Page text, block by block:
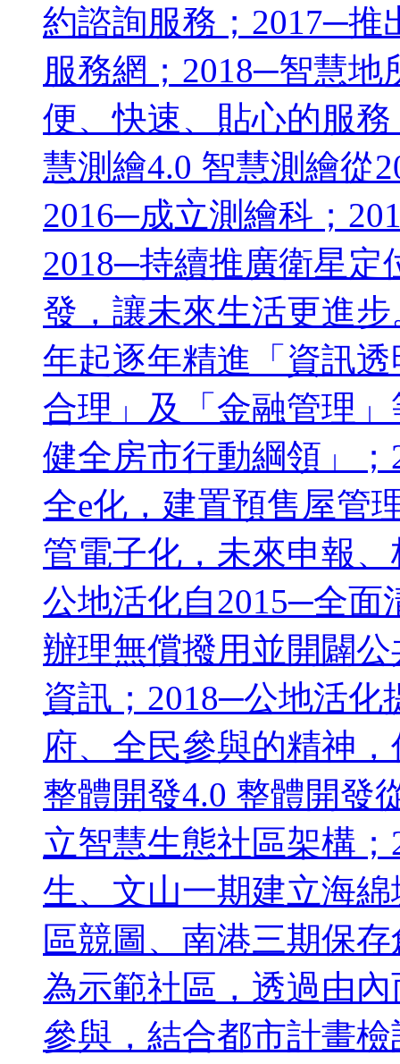
約諮詢服務；2017─推
服務網；2018─智慧
便、快速、貼心的服
慧測繪4.0 智慧測繪從
2016─成立測繪科；
2018─持續推廣衛星定
發，讓未來生活更進
年起逐年精進「資訊
合理」及「金融管理
健全房市行動綱領」
全e化，建置預售屋管
管電子化，未來申報
公地活化自2015─全面
辦理無償撥用並開闢
資訊；2018─公地活化
府、全民參與的精神
整體開發4.0 整體開發
立智慧生態社區架構
生、文山一期建立海
區競圖、南港三期保
為示範社區，透過由
參與，結合都市計畫